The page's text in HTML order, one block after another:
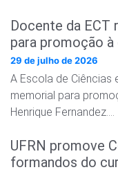
Docente da ECT
para promoção
29 de julho de 2026
A Escola de Ciências
memorial para
Henrique Fernandez….
UFRN promove
formandos do